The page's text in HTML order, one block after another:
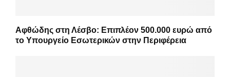
Αφθώδης στη Λέσβο: Επιπλέον 500.000 ευρώ από
το Υπουργείο Εσωτερικών στην Περιφέρεια